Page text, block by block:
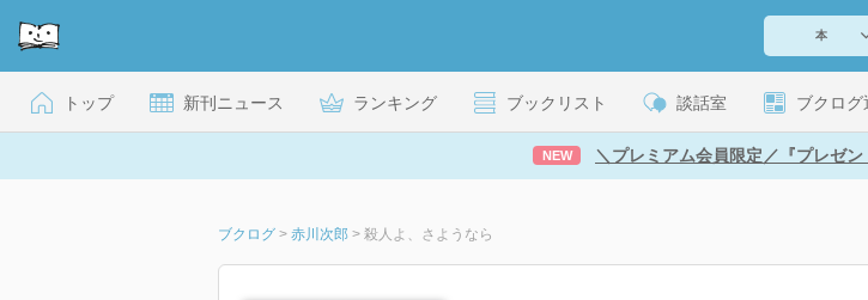
トップ 新刊ニュース ランキング ブックリスト 談話室 ブクログ
NEW ＼プレミアム会員限定／『プレゼ
ブクログ > 赤川次郎 > 殺人よ、さようなら